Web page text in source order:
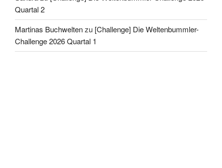
Quartal 2
Martinas Buchweltenzu [Challenge] Die Weltenbummler-
Challenge 2026 Quartal 1